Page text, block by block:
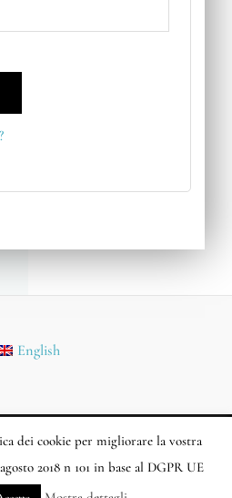
English
| Powered by Marlon Marketing SL
dei cookie per migliorare la vostra
2018 n 101 in base al DGPR UE